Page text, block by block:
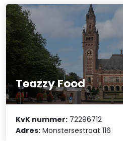
Teazzy Food
KvK nummer: 72296712
Adres: Monstersestraat 116